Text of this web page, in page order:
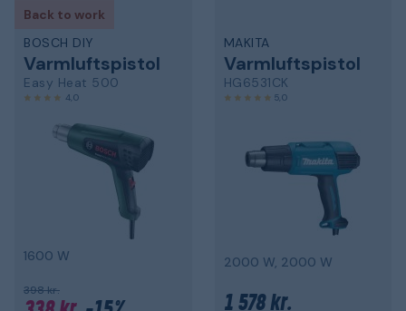
Back to work
BOSCH DIY
Varmluftspistol
Easy Heat 500
4,0
1600 W
398 kr.
MAKITA
Varmluftspistol
HG6531CK
5,0
2000 W, 2000 W
1 578 kr.